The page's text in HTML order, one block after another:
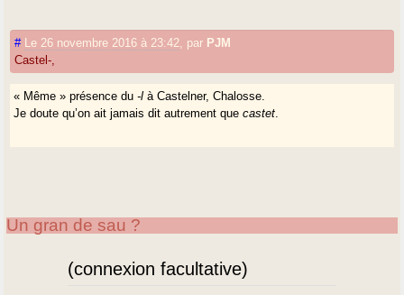
# Le 26 novembre 2016 à 23:42 par PJM
Castel-,
« Même » présence du-l à Castelner, Chalosse.
Je doute qu’on ait jamais dit autrement quecastet
Un gran de sau ?
(connexion facultative)